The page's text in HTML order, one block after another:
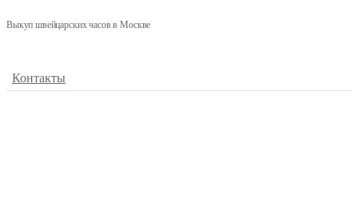
Выкуп швейцарских часов в Москве
Контакты